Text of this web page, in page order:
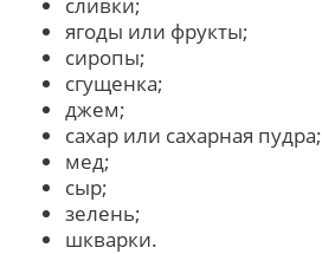
ягоды или фрукты;
сиропы;
сгущенка;
джем;
сахар или сахарная пудра;
мед;
сыр;
зелень;
шкварки.